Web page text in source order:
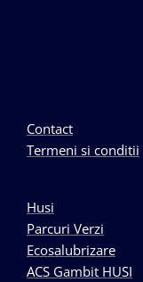
Contact
Termeni si conditii
Husi
Parcuri Verzi
Ecosalubrizare
ACS Gambit HUSI